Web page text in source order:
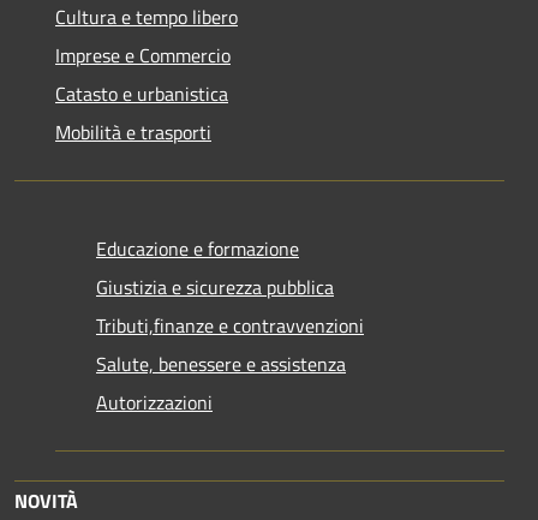
Cultura e tempo libero
Imprese e Commercio
Catasto e urbanistica
Mobilità e trasporti
Educazione e formazione
Giustizia e sicurezza pubblica
Tributi,finanze e contravvenzioni
Salute, benessere e assistenza
Autorizzazioni
NOVITÀ